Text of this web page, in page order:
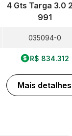
4 Gts Targa 3.0
991
035094-0
R$ 834.312
Mais detalhes